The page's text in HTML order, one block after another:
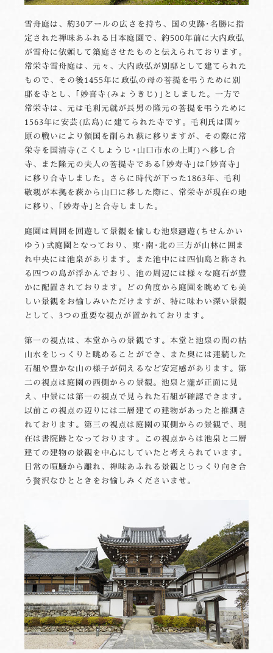
雪舟庭は、約30アールの広さを持ち、国の史跡･名勝に指
定された禅味あふれる日本庭園で、約500年前に大内政弘
が雪舟に依頼して築庭させたものと伝えられております。
常栄寺雪舟庭は、元々、大内政弘が別邸として建てられた
もので、その後1455年に政弘の母の菩提を弔うために別
邸を寺とし、｢妙喜寺(みょうきじ)｣としました。一方で
常栄寺は、元は毛利元就が長男の隆元の菩提を弔うために
1563年に安芸(広島)に建てられた寺です。毛利氏は関ヶ
原の戦いにより領国を削られ萩に移りますが、その際に常
栄寺を国清寺(こくしょうじ･山口市水の上町)へ移し合
寺、また隆元の夫人の菩提寺である｢妙寿寺｣は｢妙喜寺｣
に移り合寺しました。さらに時代が下った1863年、毛利
敬親が本拠を萩から山口に移した際に、常栄寺が現在の地
に移り、｢妙寿寺｣と合寺しました。
庭園は周囲を回遊して景観を愉しむ池泉廻遊(ちせんかい
ゆう)式庭園となっており、東･南･北の三方が山林に囲ま
れ中央には池泉があります。また池中には四仙島と称され
る四つの島が浮かんでおり、池の周辺には様々な庭石が豊
かに配置されております。どの角度から庭園を眺めても美
しい景観をお愉しみいただけますが、特に味わい深い景観
として、3つの重要な視点が置かれております。
第一の視点は、本堂からの景観です。本堂と池泉の間の枯
山水をじっくりと眺めることができ、また奥には連続した
石組や豊かな山の様子が伺えるなど安定感があります。第
二の視点は庭園の西側からの景観。池泉と瀧が正面に見
え、中景には第一の視点で見られた石組が確認できます。
以前この視点の辺りには二層建ての建物があったと推測さ
れております。第三の視点は庭園の東側からの景観で、現
在は書院跡となっております。この視点からは池泉と二層
建ての建物の景観を中心にしていたと考えられています。
日常の喧騒から離れ、禅味あふれる景観とじっくり向き合
う贅沢なひとときをお愉しみくださいませ。